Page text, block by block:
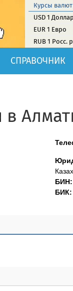
Курсы
USD 1
EUR 1 Евро
RUB 1 Росс.
СПРАВОЧНИК
в
БИН:
БИК: